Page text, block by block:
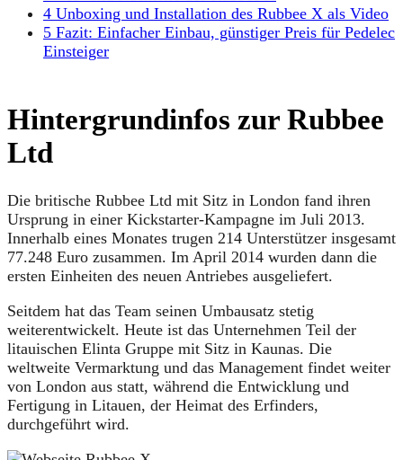
4 Unboxing und Installation des Rubbee X als Video
5 Fazit: Einfacher Einbau, günstiger Preis für Pedelec
Einsteiger
Hintergrundinfos zur Rubbee
Ltd
Die britische Rubbee Ltd mit Sitz in London fand ihren
Ursprung in einer Kickstarter-Kampagne im Juli 2013.
Innerhalb eines Monates trugen 214 Unterstützer insgesamt
77.248 Euro zusammen. Im April 2014 wurden dann die
ersten Einheiten des neuen Antriebes ausgeliefert.
Seitdem hat das Team seinen Umbausatz stetig
weiterentwickelt. Heute ist das Unternehmen Teil der
litauischen Elinta Gruppe mit Sitz in Kaunas. Die
weltweite Vermarktung und das Management findet weiter
von London aus statt, während die Entwicklung und
Fertigung in Litauen, der Heimat des Erfinders,
durchgeführt wird.